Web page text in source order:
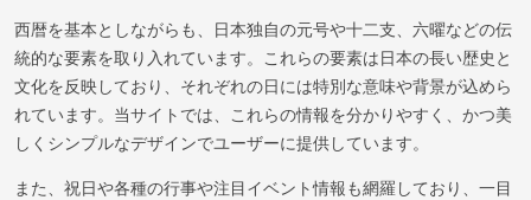
西暦を基本としながらも、日本独自の元号や十二支、六曜などの伝
統的な要素を取り入れています。これらの要素は日本の長い歴史と
文化を反映しており、それぞれの日には特別な意味や背景が込めら
れています。当サイトでは、これらの情報を分かりやすく、かつ美
しくシンプルなデザインでユーザーに提供しています。
また、祝日や各種の行事や注目イベント情報も網羅しており、一目